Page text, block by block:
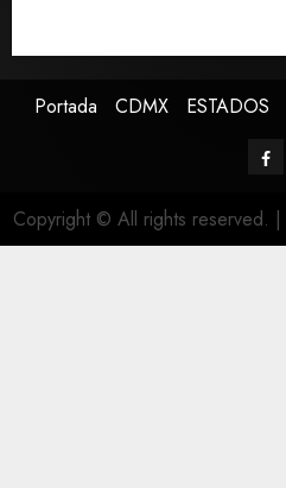
Portada CDMX ESTADOS
Copyright © All rights reserved. |